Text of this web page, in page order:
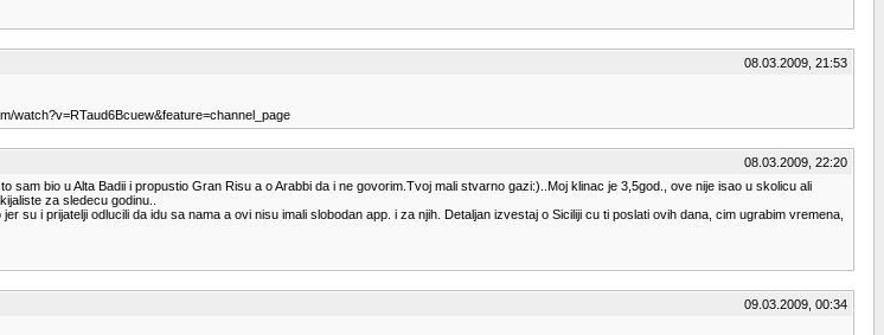
08.03.2009, 21:53
watch?v=RTaud6Bcuew&feature=channel_page
08.03.2009, 22:20
bio u Alta Badii i propustio Gran Risu a o Arabbi da i ne govorim.Tvoj mali stvarno gazi:)..Moj klinac je 3,5god., ove nije isao u skolicu ali
za sledecu godinu..
i prijatelji odlucili da idu sa nama a ovi nisu imali slobodan app. i za njih. Detaljan izvestaj o Siciliji cu ti poslati ovih dana, cim ugrabim vremena,
09.03.2009, 00:34